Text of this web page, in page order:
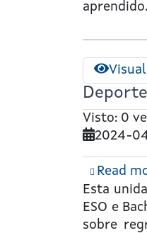
aprendido.
Visto: 0
2024-
Read
Esta
ESO e
sobre